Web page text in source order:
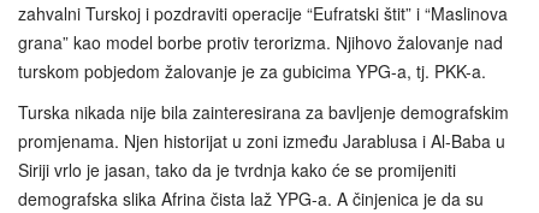
zahvalni Turskoj i pozdraviti operacije “Eufratski štit” i “Maslinova
grana” kao model borbe protiv terorizma. Njihovo žalovanje nad
turskom pobjedom žalovanje je za gubicima YPG-a, tj. PKK-a.
Turska nikada nije bila zainteresirana za bavljenje demografskim
promjenama. Njen historijat u zoni između Jarablusa i Al-Baba u
Siriji vrlo je jasan, tako da je tvrdnja kako će se promijeniti
demografska slika Afrina čista laž YPG-a. A činjenica je da su